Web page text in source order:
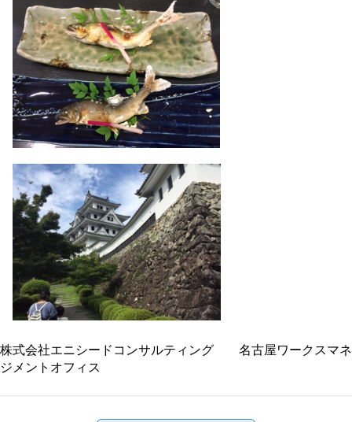
株式会社エニシードコンサルティング 名古屋ワークスマネ
ジメントオフィス